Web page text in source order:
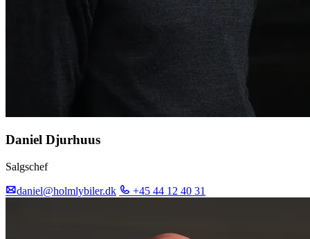
Daniel Djurhuus
Salgschef
daniel@holmlybiler.dk +45 44 12 40 31